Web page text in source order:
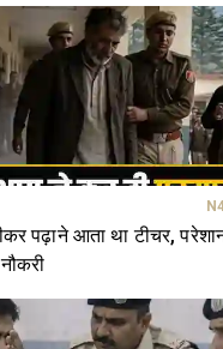
पढ़ाने आता था टीचर,